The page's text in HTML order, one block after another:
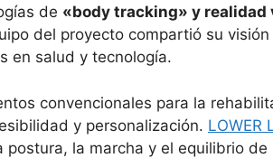
de «body tracking» y realidad
del proyecto compartió su
en salud y tecnología.
convencionales para la
y personalización. LOWER
postura, la marcha y el equilibrio